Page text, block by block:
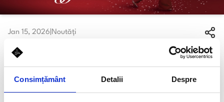
Consimțământ Detalii Despre
Jan 15, 2026 Noutăți
Winter Sale a început în Băneasa